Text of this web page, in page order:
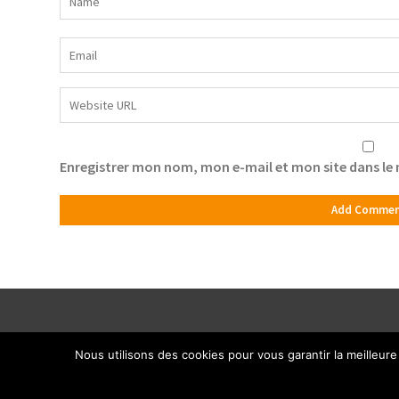
Enregistrer mon nom, mon e-mail et mon site dans
Nous utilisons des cookies pour vous garantir la